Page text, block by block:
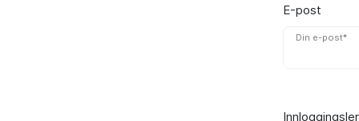
E-post
Din e-post*